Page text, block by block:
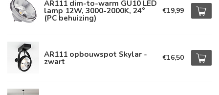
AR111 dim-to-warm GU10 LED
lamp 12W, 3000-2000K, 24°
(PC behuizing)
€19,99
AR111 opbouwspot Skylar -
zwart €16,50